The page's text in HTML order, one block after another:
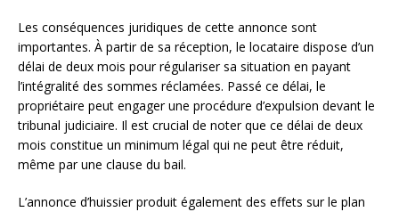
Les conséquences juridiques de cette annonce sont
importantes. À partir de sa réception, le locataire dispose d’un
délai de deux mois pour régulariser sa situation en payant
l’intégralité des sommes réclamées. Passé ce délai, le
propriétaire peut engager une procédure d’expulsion devant le
tribunal judiciaire. Il est crucial de noter que ce délai de deux
mois constitue un minimum légal qui ne peut être réduit,
même par une clause du bail.
L’annonce d’huissier produit également des effets sur le plan